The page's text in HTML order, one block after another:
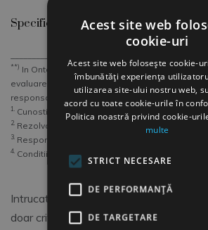
Specificitate criteriala valabila pentru
**) In Ontario, in concordanta cu legislatia
evaluarea postului sunt utilizate 4 Criterii:
responsabilitate si conditii de munca, pe care
1. Cunostinte (Know How),
2. Rezolvarea Problemelor (Problem Soving),
3. Responsabilitate (Accountability) si
4. Conditii de munca (Working conditions).
Intrucat primele 3 criterii le-am detaliat
doar criteriul 4.
Acest site web
cookie-uri
Acest site web folosește cookie-
îmbunătăți experiența
utilizarea site-ului nostru web,
acord cu toate cookie-urile în
Politica noastră privind cookie-
multe
STRICT NECESARE
DE PERFORMANȚĂ
DE TARGETARE